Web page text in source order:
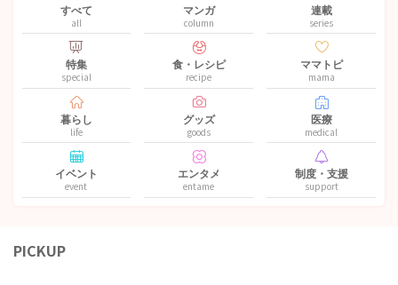
すべて
all
マンガ
column
連載
series
特集
special
食・レシピ
recipe
ママトピ
mama
暮らし
life
グッズ
goods
医療
medical
イベント
event
エンタメ
entame
制度・支援
support
PICKUP